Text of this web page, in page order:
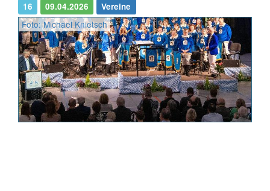
16 09.04.2026 Vereine
Foto: Michael Knietsch